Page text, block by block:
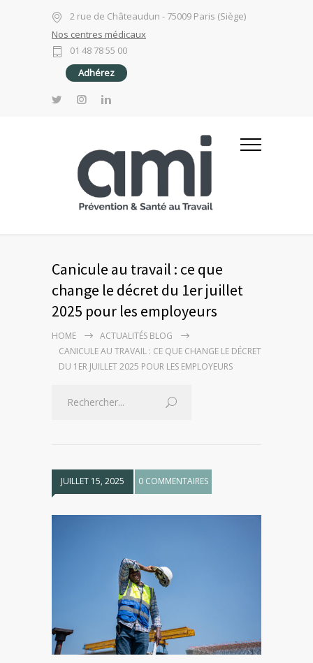
2 rue de Châteaudun - 75009 Paris (Siège)
Nos centres médicaux
01 48 78 55 00
Adhérez
Canicule au travail : ce que
change le décret du 1er juillet
2025 pour les employeurs
HOME
ACTUALITÉS BLOG
CANICULE AU TRAVAIL : CE QUE CHANGE LE DÉCRET
DU 1ER JUILLET 2025 POUR LES EMPLOYEURS
JUILLET 15, 2025 0 COMMENTAIRES